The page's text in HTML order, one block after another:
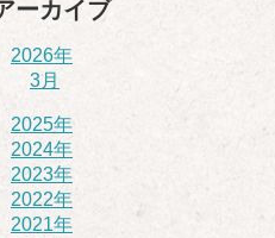
ーカイブ
2026年
3月
2025年
2024年
2023年
2022年
2021年